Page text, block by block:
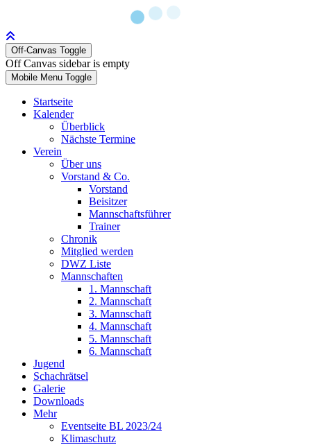
Off-Canvas Toggle
Off Canvas sidebar is empty
Mobile Menu Toggle
Startseite
Kalender
Überblick
Nächste Termine
Verein
Über uns
Vorstand & Co.
Vorstand
Beisitzer
Mannschaftsführer
Trainer
Chronik
Mitglied werden
DWZ Liste
Mannschaften
1. Mannschaft
2. Mannschaft
3. Mannschaft
4. Mannschaft
5. Mannschaft
6. Mannschaft
Jugend
Schachrätsel
Galerie
Downloads
Mehr
Eventseite BL 2023/24
Klimaschutz